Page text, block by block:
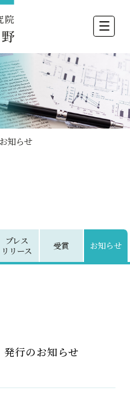
お知らせ
プレス
リリース
受賞 お知らせ
発行のお知らせ